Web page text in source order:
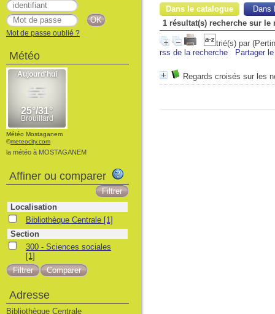
Dans le catalogue
Dans
1 résultat(s) recherche sur
trié(s) par
rss de la recherche
Partager
Regards croisés sur les
Mot de passe oublié ?
Météo
Météo Mostaganem
©meteocity.com
la météo à MOSTAGANEM
Affiner ou comparer
Localisation
Bibliothèque Centrale [1]
Section
300 - Sciences sociales
[1]
Adresse
Bibliothèque Centrale